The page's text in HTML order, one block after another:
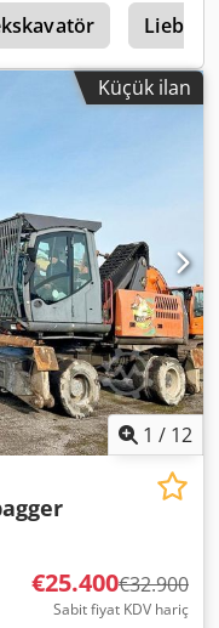
Küçük ilan
1 / 12
€25.400€32.900
Sabit fiyat KDV hariç